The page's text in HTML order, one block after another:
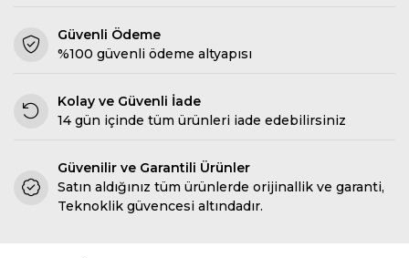
Güvenli Ödeme
%100 güvenli ödeme altyapısı
Kolay ve Güvenli İade
14 gün içinde tüm ürünleri iade edebilirsiniz
Güvenilir ve Garantili Ürünler
Satın aldığınız tüm ürünlerde orijinallik ve garanti,
Teknoklik güvencesi altındadır.